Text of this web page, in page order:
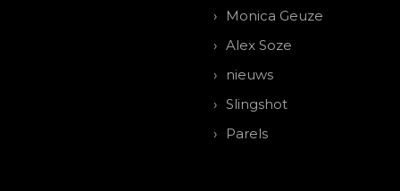
Monica Geuze
Alex Soze
nieuws
Slingshot
Parels